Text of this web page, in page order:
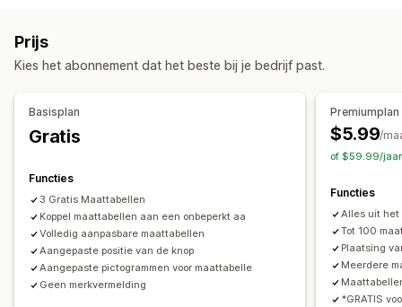
Weergaveopties
Aangepaste pictogrammen
Templates
Importeren en exporteren
Productpagina
Aangepaste CSS
Importeren en exporteren
Prijs
Kies het abonnement dat het beste bij je bedrijf past.
Basisplan
Gratis
Functies
3 Gratis Maattabellen
Koppel maattabellen aan een onbeperkt aa
Volledig aanpasbare maattabellen
Aangepaste positie van de knop
Aangepaste pictogrammen voor maattabelle
Geen merkvermelding
Premiumplan
$5.99/
of $59.99/jaar
Functies
Alles uit het
Tot 100
Plaatsing
Meerdere
*GRATIS